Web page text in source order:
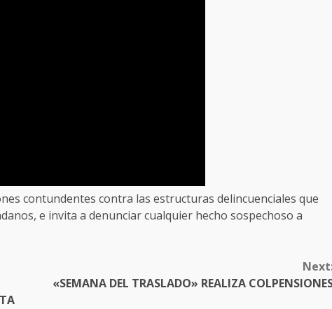
contundentes contra las estructuras delincuenciales que
e invita a denunciar cualquier hecho sospechoso a
«SEMANA DEL TRASLADO» REALIZA